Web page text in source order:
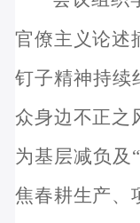
官僚主义论述
钉子精神持续
众身边不正之
为基层减负 及
焦春耕生产、